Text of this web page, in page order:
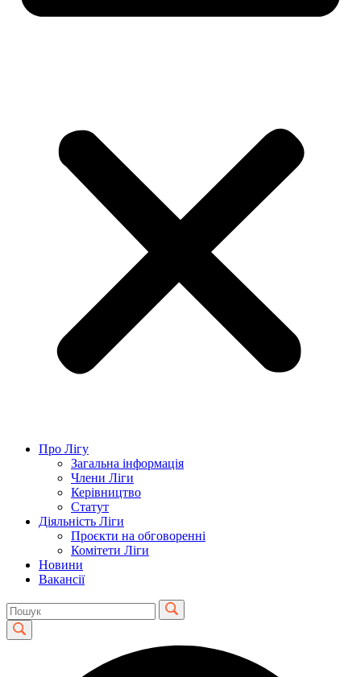
Про Лігу
Загальна інформація
Члени Ліги
Керівництво
Статут
Діяльність Ліги
Проєкти на обговоренні
Комітети Ліги
Новини
Вакансії